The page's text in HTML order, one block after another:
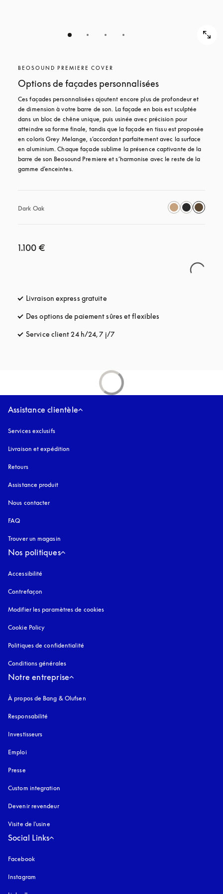
BEOSOUND PREMIERE COVER
Options de façades personnalisées
Ces façades personnalisées ajoutent encore plus de profondeur et
de dimension à votre barre de son. La façade en bois est sculptée
dans un bloc de chêne unique, puis usinée avec précision pour
atteindre sa forme finale, tandis que la façade en tissu est proposée
en coloris Grey Melange, s’accordant parfaitement avec la surface
en aluminium. Chaque façade sublime la présence captivante de la
barre de son Beosound Premiere et s’harmonise avec le reste de la
gamme d’enceintes.
Dark Oak
1.100 €
Livraison express gratuite
Des options de paiement sûres et flexibles
Service client 24 h/24, 7 j/7s’ouvre dans un nouvel onglet
Assistance clientèle
Services exclusifs
Livraison et expédition
Retours
Assistance produit
Nous contacter
FAQ
Trouver un magasin
Nos politiques
Accessibilité
Contrefaçon
Modifier les paramètres de cookies
Cookie Policy
Politiques de confidentialité
Conditions générales
Notre entreprise
À propos de Bang & Olufsen
Responsabilité
Investisseurs
Emploi
Presse
Custom integration
Devenir revendeur
Visite de l'usine
Social Links
Facebook
Instagram